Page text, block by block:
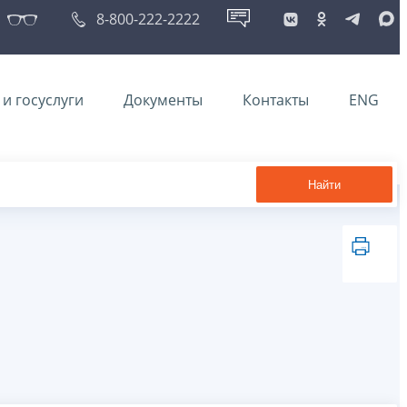
8-800-222-2222
госуслуги Документы Контакты ENG
Найти